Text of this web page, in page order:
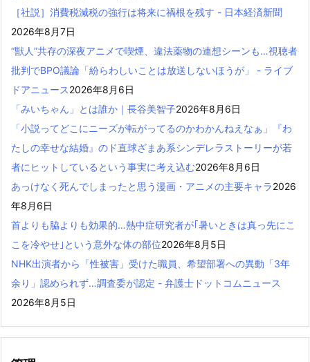
［社説］消費税減税の強行は将来に禍根を残す - 日本経済新聞
2026年8月7日
“獣人”共存の深夜アニメで喫煙、違法薬物の連想シーンも…視聴者
批判でBPO議論「紛らわしいことは放送しないほうが」 - ライブ
ドアニュース2026年8月6日
「みいちゃん」とは誰か｜長谷美智子2026年8月6日
「小説ってどこにニーズが転がってるのかわかんねえなぁ」『わ
たしの幸せな結婚』のド直球ざまあ系シンデレラストーリーが若
者にヒットしているという事実に考え込む2026年8月6日
あっけなく死んでしまったと思う漫画・アニメの主要キャラ2026
年8月6日
首よりも脇よりも効果的…熱中症研究者が｢暑いときは真っ先にこ
こを冷やせ｣という意外な体の部位2026年8月5日
NHK出演者から「性被害」受けた職員、希望部署への異動「3年
余り」認められず…調査委が認定 - 弁護士ドットコムニュース
2026年8月5日